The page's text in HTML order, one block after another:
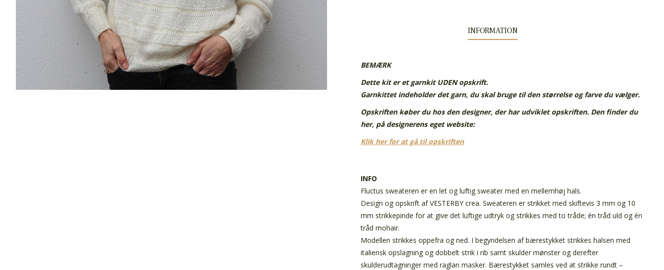
INFORMATION
BEMÆRK
Dette kit er et garnkit UDEN opskrift.
Garnkittet indeholder det garn, du skal bruge til den størrelse og farve du vælger.
Opskriften køber du hos den designer, der har udviklet opskriften. Den finder du
her, på designerens eget website:
Klik her for at gå til opskriften
INFO
Fluctus sweateren er en let og luftig sweater med en mellemhøj hals.
Design og opskrift af VESTERBY crea. Sweateren er strikket med skiftevis 3 mm og 10
mm strikkepinde for at give det luftige udtryk og strikkes med to tråde; én tråd uld og én
tråd mohair.
Modellen strikkes oppefra og ned. I begyndelsen af bærestykket strikkes halsen med
italiensk opslagning og dobbelt strik i rib samt skulder mønster og derefter
skulderudtagninger med raglan masker. Bærestykket samles ved at strikke rundt –